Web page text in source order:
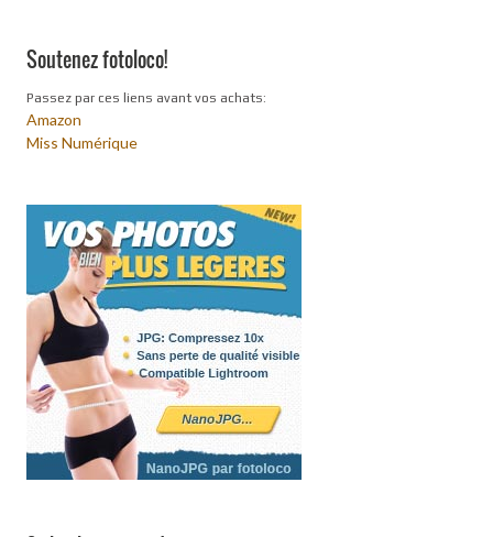
Soutenez fotoloco!
Passez par ces liens avant vos achats:
Amazon
Miss Numérique